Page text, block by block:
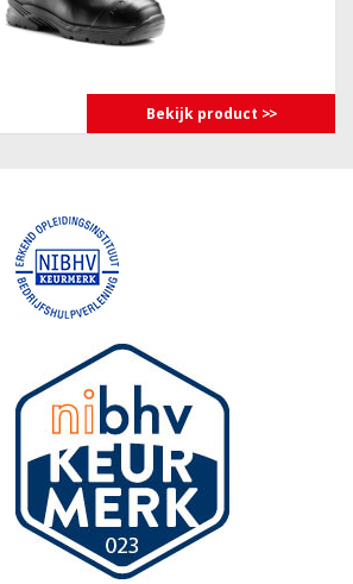
Bekijk product